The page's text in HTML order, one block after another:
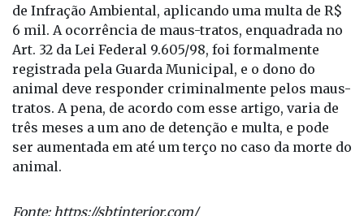
de Infração Ambiental, aplicando uma multa de R$
6 mil. A ocorrência de maus-tratos, enquadrada no
Art. 32 da Lei Federal 9.605/98, foi formalmente
registrada pela Guarda Municipal, e o dono do
animal deve responder criminalmente pelos maus-
tratos. A pena, de acordo com esse artigo, varia de
três meses a um ano de detenção e multa, e pode
ser aumentada em até um terço no caso da morte do
animal.
Fonte:https://sbtinterior.com/